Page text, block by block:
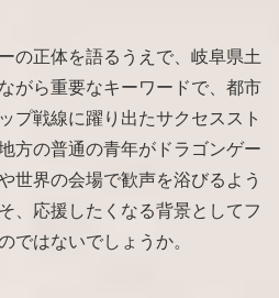
の正体を語るうえで、岐阜県土
がら重要なキーワードで、都市
プ戦線に躍り出たサクセススト
方の普通の青年がドラゴンゲー
世界の会場で歓声を浴びるよう
、応援したくなる背景としてフ
ではないでしょうか。